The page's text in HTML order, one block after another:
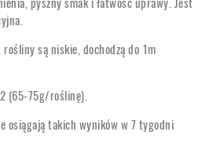
, rośliny są niskie, dochodzą do 1m
(65-75g/roślinę).
osiągają takich wyników w 7 tygodni